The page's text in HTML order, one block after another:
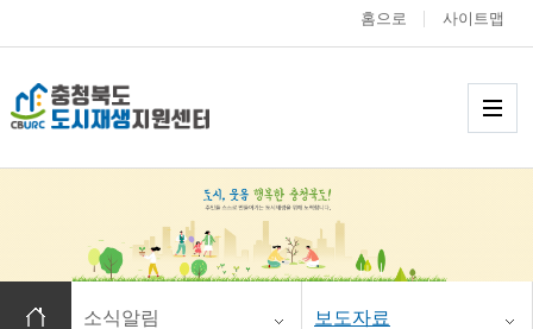
충청북도 도시재
홈으로 사이트맵
홈으로 이동
소식알림 보도자료